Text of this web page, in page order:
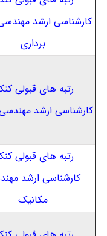
کارشناسی ارشد
برداری
رتبه های قبولی
کارشناسی ارشد
رتبه های قبولی
کارشناسی ارشد
مکانیک